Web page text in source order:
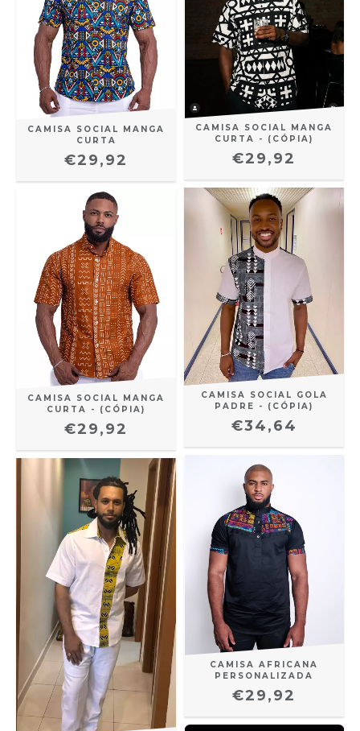
CAMISA SOCIAL MANGA
CURTA
€29,92
CAMISA SOCIAL MANGA
CURTA - (CÓPIA)
€29,92
CAMISA SOCIAL MANGA
CURTA - (CÓPIA)
€29,92
CAMISA SOCIAL GOLA
PADRE - (CÓPIA)
€34,64
CAMISA AFRICANA
PERSONALIZADA
€29,92